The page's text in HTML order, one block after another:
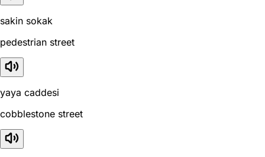
sakin sokak
pedestrian street
yaya caddesi
cobblestone street